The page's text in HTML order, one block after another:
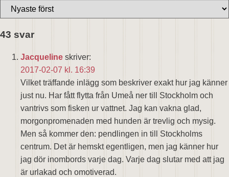
43 svar
Jacqueline skriver:
2017-02-07 kl. 16:39
Vilket träffande inlägg som beskriver exakt hur jag känner
just nu. Har fått flytta från Umeå ner till Stockholm och
vantrivs som fisken ur vattnet. Jag kan vakna glad,
morgonpromenaden med hunden är trevlig och mysig.
Men så kommer den: pendlingen in till Stockholms
centrum. Det är hemskt egentligen, men jag känner hur
jag dör inombords varje dag. Varje dag slutar med att jag
är urlakad och omotiverad.